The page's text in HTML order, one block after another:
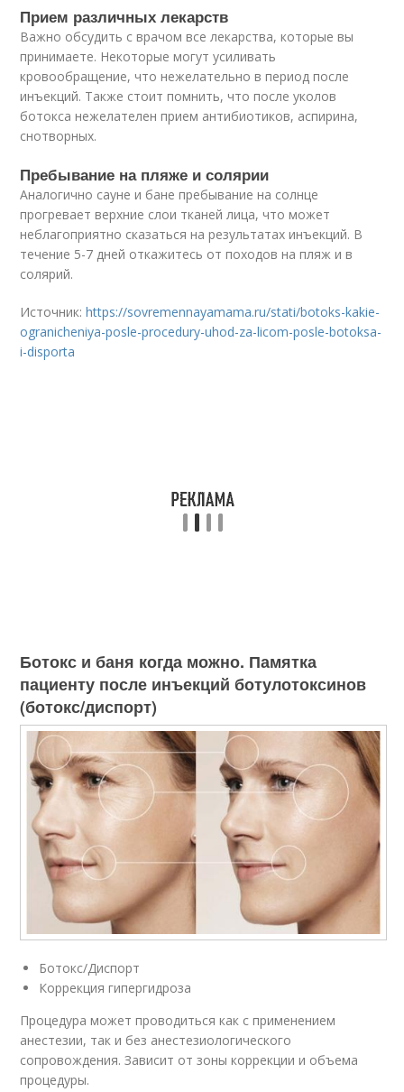
Прием различных лекарств
Важно обсудить с врачом все лекарства, которые вы
принимаете. Некоторые могут усиливать
кровообращение, что нежелательно в период после
инъекций. Также стоит помнить, что после уколов
ботокса нежелателен прием антибиотиков, аспирина,
снотворных.
Пребывание на пляже и солярии
Аналогично сауне и бане пребывание на солнце
прогревает верхние слои тканей лица, что может
неблагоприятно сказаться на результатах инъекций. В
течение 5-7 дней откажитесь от походов на пляж и в
солярий.
Источник:https://sovremennayamama.ru/stati/botoks-kakie-
ogranicheniya-posle-procedury-uhod-za-licom-posle-botoksa-
i-disporta
Ботокс и баня когда можно. Памятка
пациенту после инъекций ботулотоксинов
(ботокс/диспорт)
Ботокс/Диспорт
Коррекция гипергидроза
Процедура может проводиться как с применением
анестезии, так и без анестезиологического
сопровождения. Зависит от зоны коррекции и объема
процедуры.